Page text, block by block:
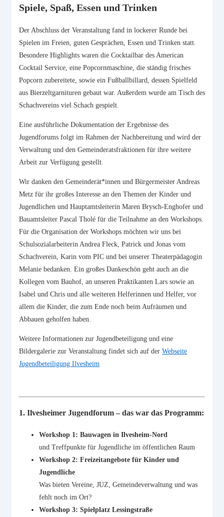
Spiele, Spaß, Essen und Trinken
Der Abschluss der Veranstaltung fand in lockerer Runde bei
Spielen im Freien, guten Gesprächen, Essen und Trinken statt.
Besondere Highlights waren die Cocktailbar des American
Cocktail Service, eine Popcornmaschine, die ständig frisches
Popcorn zubereitete, sowie ein Fußballbillard, dessen Spielfeld
aus Bierzeltgarnituren gebaut war. Außerdem wurde am Tisch des
Schachvereins viel Schach gespielt.
Eine ausführliche Dokumentation der Ergebnisse des
Jugendforums folgt im Rahmen der Nachbereitung und wird der
Verwaltung und den Gemeinderatsfraktionen für ihre weitere
Arbeit zur Verfügung gestellt.
Wir danken den Gemeinderät*innen und Bürgermeister Andreas
Metz für ihr großes Interesse an den Themen der Kinder und
Jugendlichen und Hauptamtsleiterin Maren Brysch-Enghofer und
Bauamtsleiter Pascal Tholé für die Teilnahme an den Workshops.
Für die Organisation der Workshops möchten wir uns bei
Schulsozialarbeiterin Andrea Fleck, Patrick und Jonas vom
Schachverein, Karin vom PIC und bei unserer Theaterpädagogin
Melanie bedanken. Ein großes Dankeschön geht auch an die
Kollegen vom Bauhof, an unseren Praktikanten Lars sowie an
Isabel und Chris und alle weiteren Helferinnen und Helfer, vor
allem die Kinder, die zum Ende noch beim Aufräumen und
Abbauen geholfen haben.
Weitere Informationen zur Jugendbeteiligung und eine
Bildergalerie zur Veranstaltung findet sich auf der Webseite
Jugendbeteiligung Ilvesheim
1. Ilvesheimer Jugendforum – das war das Programm:
Workshop 1: Bauwagen in Ilvesheim-Nord
und Treffpunkte für Jugendliche im öffentlichen Raum
Workshop 2: Freizeitangebote für Kinder und
Jugendliche
Was bieten Vereine, JUZ, Gemeindeverwaltung und was
fehlt noch im Ort?
Workshop 3: Spielplatz Lessingstraße